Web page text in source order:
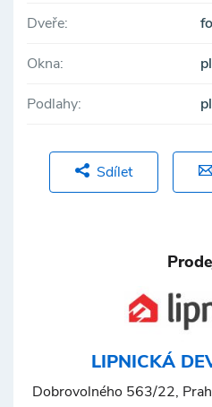
Dveře:
Okna:
Podlahy:
Sdílet
LIPNICKÁ
Dobrovolného 563/22,